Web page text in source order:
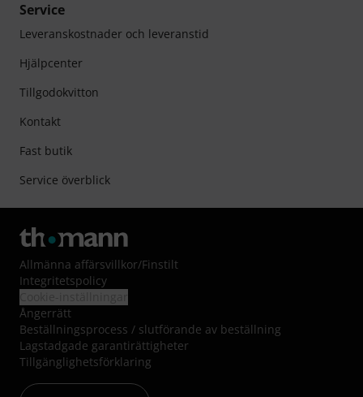
Service
Leveranskostnader och leveranstid
Hjälpcenter
Tillgodokvitton
Kontakt
Fast butik
Service överblick
Allmänna affärsvillkor/Finstilt
Integritetspolicy
Ångerrätt
Beställningsprocess / slutförande av beställning
Lagstadgade garantirättigheter
Tillgänglighetsförklaring